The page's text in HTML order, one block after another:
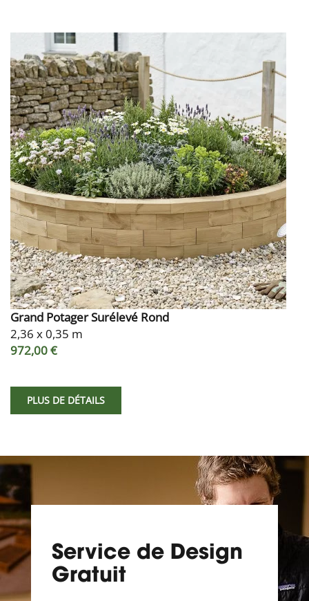
Grand Potager Surélevé Rond
2,36 x 0,35 m
972,00 €
PLUS DE DÉTAILS
Service de Design
Gratuit